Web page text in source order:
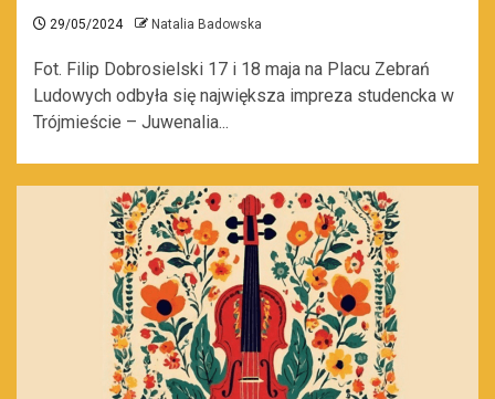
29/05/2024 Natalia Badowska
Fot. Filip Dobrosielski 17 i 18 maja na Placu Zebrań
Ludowych odbyła się największa impreza studencka w
Trójmieście – Juwenalia...